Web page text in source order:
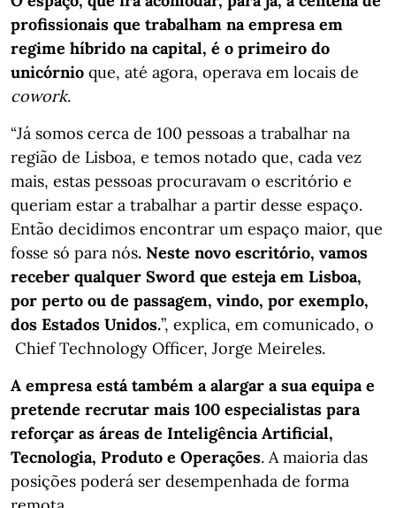
profissionais que trabalham na empresa em
regime híbrido na capital, é o primeiro do
unicórnio que, até agora, operava em locais de
cowork.
“Já somos cerca de 100 pessoas a trabalhar na
região de Lisboa, e temos notado que, cada vez
mais, estas pessoas procuravam o escritório e
queriam estar a trabalhar a partir desse espaço.
Então decidimos encontrar um espaço maior, que
fosse só para nós. Neste novo escritório, vamos
receber qualquer Sword que esteja em Lisboa,
por perto ou de passagem, vindo, por exemplo,
dos Estados Unidos.”, explica, em comunicado, o
Chief Technology Officer, Jorge Meireles.
A empresa está também a alargar a sua equipa e
pretende recrutar mais 100 especialistas para
reforçar as áreas de Inteligência Artificial,
Tecnologia, Produto e Operações. A maioria das
posições poderá ser desempenhada de forma